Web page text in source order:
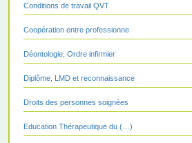
Conditions de travail QVT
Coopération entre professionne
Déontologie, Ordre infirmier
Diplôme, LMD et reconnaissance
Droits des personnes soignées
Education Thérapeutique du (…)